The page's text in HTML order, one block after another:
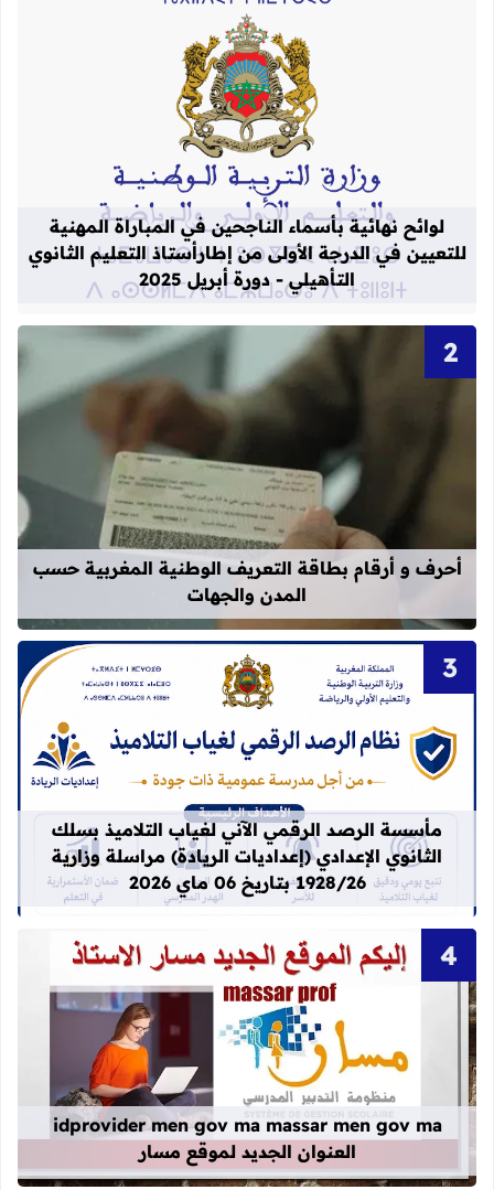
قراءة المزيد عن لوائح نهائية بأسماء
لوائح نهائية بأسماء الناجحين في المباراة المهنية
للتعيين في الدرجة الأولى من إطارأستاذ التعليم الثانوي
التأهيلي - دورة أبريل 2025
قراءة المزيد عن أحرف و أرقام
أحرف و أرقام بطاقة التعريف الوطنية المغربية حسب
المدن والجهات
قراءة المزيد عن مأسسة الرصد الرقمي الآني
مأسسة الرصد الرقمي الآني لغياب التلاميذ بسلك
الثانوي الإعدادي (إعداديات الريادة) مراسلة وزارية
1928/26 بتاريخ 06 ماي 2026
قراءة المزيد عن idprovider men gov ma massar men gov ma العنوان الجديد لموقع مسار
idprovider men gov ma massar men gov ma
العنوان الجديد لموقع مسار